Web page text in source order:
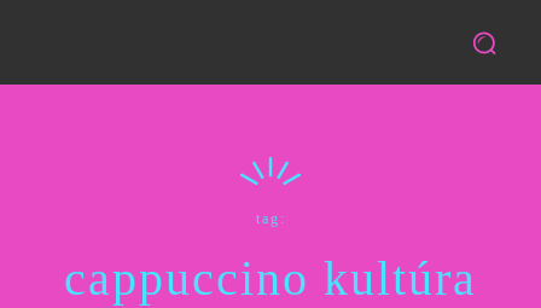
tag:
cappuccino kultúra